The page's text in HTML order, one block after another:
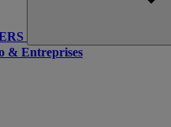
& Entreprises